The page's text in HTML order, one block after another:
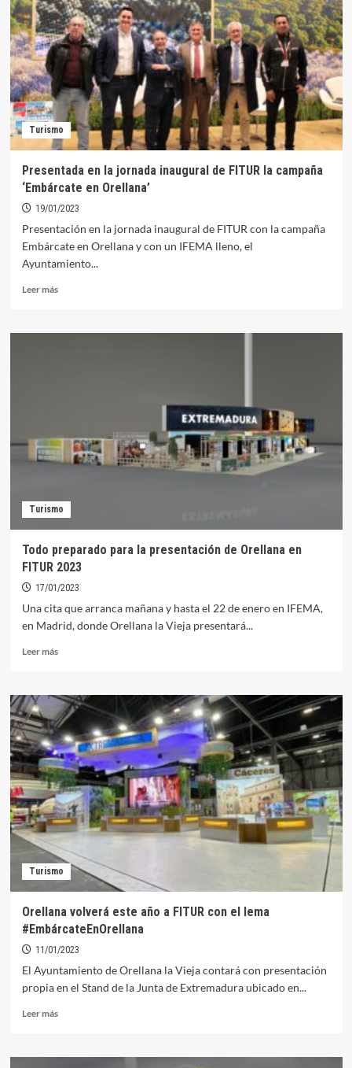
pasaron
por
el
stand
la
Junta
en
la
jornada
de
FITUR
Turismo
Presentada en la jornada inaugural de FITUR la campaña
‘Embárcate en Orellana’
19/01/2023
Presentación en la jornada inaugural de FITUR con la campaña
Embárcate en Orellana y con un IFEMA lleno, el
Ayuntamiento...
Leer másLeer
Presentada
la
campaña
‘Embárcate
Turismo
Todo preparado para la presentación de Orellana en
FITUR 2023
17/01/2023
Una cita que arranca mañana y hasta el 22 de enero en IFEMA,
en Madrid, donde Orellana la Vieja presentará...
Leer másLeer
Todo
preparado
para
la
presentación
de
Orellana
en
FITUR
2023
Turismo
Orellana volverá este año a FITUR con el lema
#EmbárcateEnOrellana
11/01/2023
El Ayuntamiento de Orellana la Vieja contará con presentación
propia en el Stand de la Junta de Extremadura ubicado en...
Leer másLeer
Orellana